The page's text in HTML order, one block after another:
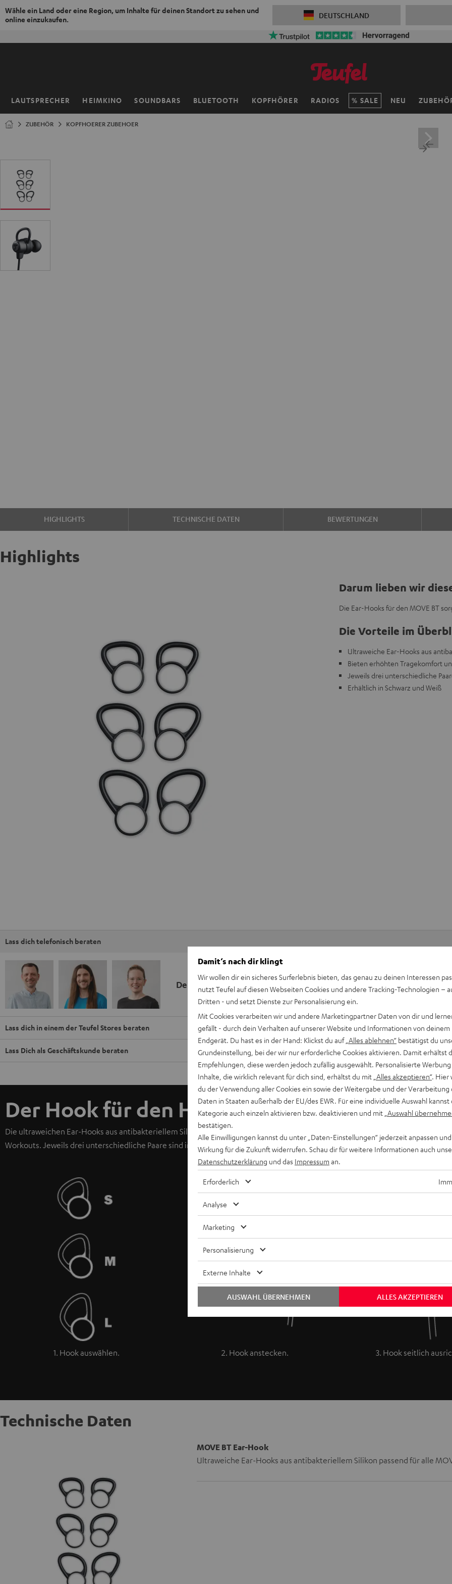
Wähle ein Land oder eine Region, um Inhalte für deinen Standort zu sehen und
online einzukaufen.
DEUTSCHLAND
LAUTSPRECHER HEIMKINO SOUNDBARS BLUETOOTH KOPFHÖRER RADIOS SALE NEU
Startseite
ZUBEHÖR KOPFHOERER ZUBEHOER
HIGHLIGHTS TECHNISCHE DATEN BEWERTUNGEN
Highlights
Darum lieben wir
Die Ear-Hooks für den MOVE BT
Die Vorteile im
Ultraweiche Ear-Hooks aus
Bieten erhöhten Tragekomfort
Jeweils drei unterschiedliche
Erhältlich in Schwarz und Weiß
Lass dich telefonisch beraten
Deine Kaufberatung
Keinen Store in der Nähe? Kein
beraten dich auch persönlich am
Lass dich in einem der Teufel Stores beraten
Lass Dich als Geschäftskunde beraten
Der Hook für den Halt
Die ultraweichen Ear-Hooks aus antibakteriellem Silikon bieten erhöhten Tragekomfort und festen Halt bei intensiven
Workouts. Jeweils drei unterschiedliche Paare sind im Lieferumfang.
1. Hook auswählen. 2. Hook anstecken. 3. Hook seitlich
Technische Daten
MOVE BT Ear-Hook
Ultraweiche Ear-Hooks aus antibakteriellem Silikon passend für alle
Damit‘s nach dir klingt
Wir wollen dir ein sicheres Surferlebnis bieten, das genau zu deinen Interessen
nutzt Teufel auf diesen Webseiten Cookies und andere Tracking-Technologien –
Dritten - und setzt Dienste zur Personalisierung ein.
Mit Cookies verarbeiten wir und andere Marketingpartner Daten von dir und
gefällt - durch dein Verhalten auf unserer Website und Informationen von deinem
Endgerät. Du hast es in der Hand: Klickst du auf „Alles ablehnen“ bestätigst du
Grundeinstellung, bei der wir nur erforderliche Cookies aktivieren. Damit erhältst
Empfehlungen, diese werden jedoch zufällig ausgewählt. Personalisierte
Inhalte, die wirklich relevant für dich sind, erhältst du mit „Alles akzeptieren“. Hier
du der Verwendung aller Cookies ein sowie der Weitergabe und der Verarbeitung
Daten in Staaten außerhalb der EU/des EWR. Für eine individuelle Auswahl kannst
Kategorie auch einzeln aktivieren bzw. deaktivieren und mit „Auswahl
bestätigen.
Alle Einwilligungen kannst du unter „Daten-Einstellungen“ jederzeit anpassen
Wirkung für die Zukunft widerrufen. Schau dir für weitere Informationen auch
Datenschutzerklärung und das Impressum an.
Erforderlich
Analyse
Marketing
Personalisierung
Externe Inhalte
ALLES AKZEPTIEREN
AUSWAHL ÜBERNEHMEN